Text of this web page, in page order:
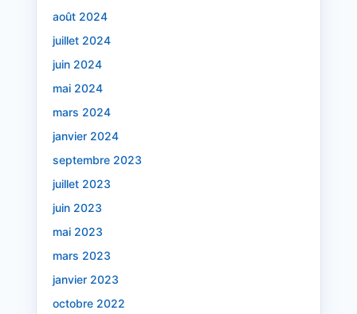
août 2024
juillet 2024
juin 2024
mai 2024
mars 2024
janvier 2024
septembre 2023
juillet 2023
juin 2023
mai 2023
mars 2023
janvier 2023
octobre 2022